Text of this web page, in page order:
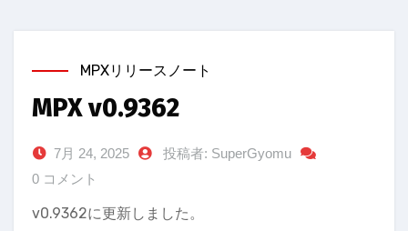
MPXリリースノート
MPX v0.9362
7月 24, 2025
投稿者: SuperGyomu
0 コメント
v0.9362に更新しました。